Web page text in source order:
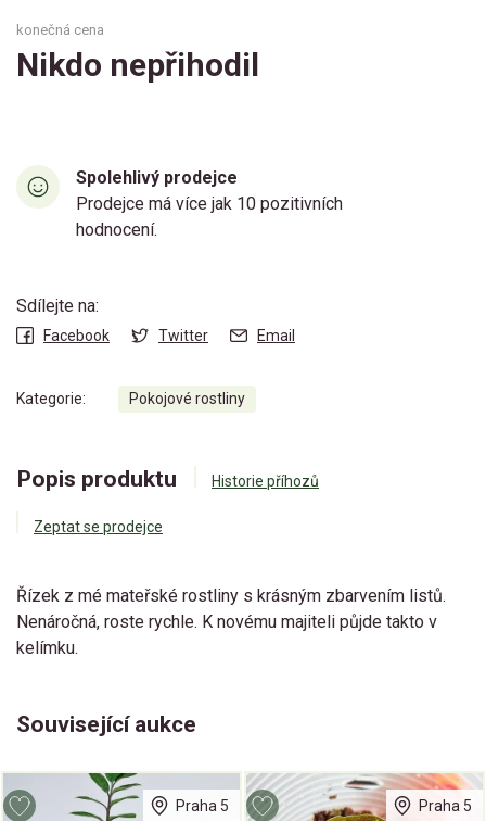
konečná cena
Nikdo nepřihodil
Spolehlivý prodejce
Prodejce má více jak 10 pozitivních
hodnocení.
Sdílejte na:
Facebook Twitter Email
Kategorie: Pokojové rostliny
Popis produktu Historie příhozů
Zeptat se prodejce
Řízek z mé mateřské rostliny s krásným zbarvením listů.
Nenáročná, roste rychle. K novému majiteli půjde takto v
kelímku.
Související aukce
Praha 5 Praha 5